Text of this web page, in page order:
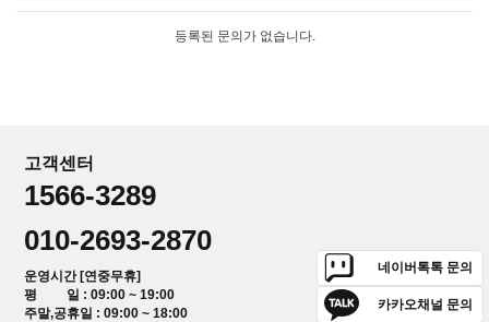
등록된 문의가 없습니다.
고객센터
1566-3289
010-2693-2870
운영시간 [연중무휴]
평 일 : 09:00 ~ 19:00
주말,공휴일 : 09:00 ~ 18:00
네이버톡톡 문의
카카오채널 문의